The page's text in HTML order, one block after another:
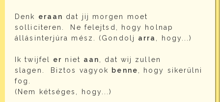
Denk eraan dat jij morgen moet
solliciteren. Ne felejtsd, hogy holnap
állásinterjúra mész. (Gondolj arra , hogy...)
Ik twijfel er niet aan
, dat wij zullen
slagen. Biztos vagyok benne
, hogy sikerülni
fog.
(Nem kétséges, hogy...)